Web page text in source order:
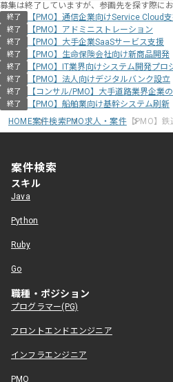
募集は終了していますが、参画先を探す際に
終了 【PMO】通信企業向けService Cloud
終了 【PMO】アドミニストレーション
終了 【PMO】大手企業SaaSサービス支援
終了 【PMO】生命保険会社向け新商品開発
終了 【PMO】IT業界向けシステム開発プ
終了 【PMO】法人向けデジタルバンク設立
終了 【コンサル/PMO】大手道路業界企業
終了
【PMO】船舶業向け基幹システム刷新
HOME案件検索PMO求人・案件【PMO】鉄
案件検索
スキル
Java
Python
Ruby
Go
職種・ポジション
プログラマー(PG)
フロントエンドエンジニア
インフラエンジニア
PMO